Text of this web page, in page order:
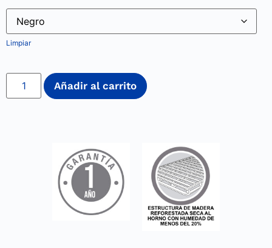
Limpiar
Añadir al carrito